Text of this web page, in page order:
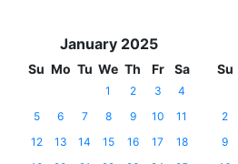
January 2025
Su Mo Tu We Th Fr Sa
1 2 3
4
5
6 7 8 9 10
11
12
13 14 15 16 17
18
Su
2
9